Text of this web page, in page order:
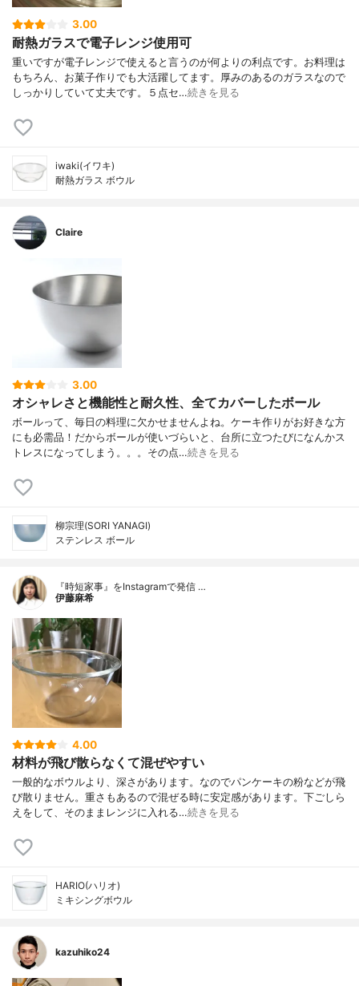
3.00
耐熱ガラスで電子レンジ使用可
重いですが電子レンジで使えると言うのが何よりの利点です。お料理は
もちろん、お菓子作りでも大活躍してます。厚みのあるのガラスなので
しっかりしていて丈夫です。５点セ…続きを見る
iwaki(イワキ)
耐熱ガラス ボウル
Claire
3.00
オシャレさと機能性と耐久性、全てカバーしたボール
ボールって、毎日の料理に欠かせませんよね。ケーキ作りがお好きな方
にも必需品！だからボールが使いづらいと、台所に立つたびになんかス
トレスになってしまう。。。その点…続きを見る
柳宗理(SORI YANAGI)
ステンレス ボール
『時短家事』をInstagramで発信 …
伊藤麻希
4.00
材料が飛び散らなくて混ぜやすい
一般的なボウルより、深さがあります。なのでパンケーキの粉などが飛
び散りません。重さもあるので混ぜる時に安定感があります。下ごしら
えをして、そのままレンジに入れる…続きを見る
HARIO(ハリオ)
ミキシングボウル
kazuhiko24